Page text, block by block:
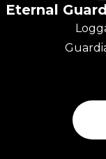
Eternal